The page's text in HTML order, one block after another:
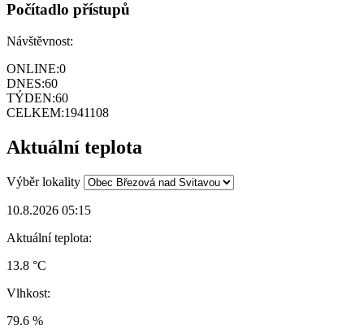
Počítadlo přístupů
Návštěvnost:
ONLINE:0
DNES:60
TÝDEN:60
CELKEM:1941108
Aktuální teplota
Výběr lokality
10.8.2026 05:15
Aktuální teplota:
13.8 °C
Vlhkost:
79.6 %